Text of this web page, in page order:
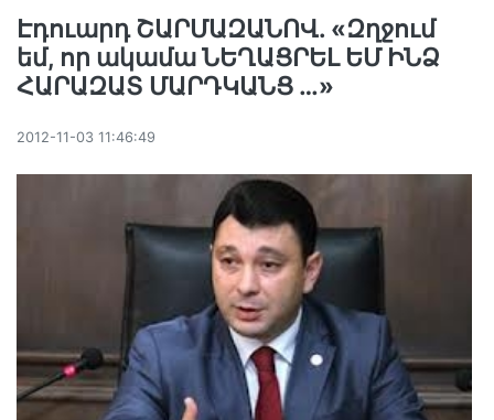
Էդուարդ ՇԱՐՄԱԶԱՆՈՎ. «Զղջում
եմ, որ ակամա ՆԵՂԱՑՐԵԼ ԵՄ ԻՆՁ
ՀԱՐԱԶԱՏ ՄԱՐԴԿԱՆՑ …»
2012-11-03 11:46:49